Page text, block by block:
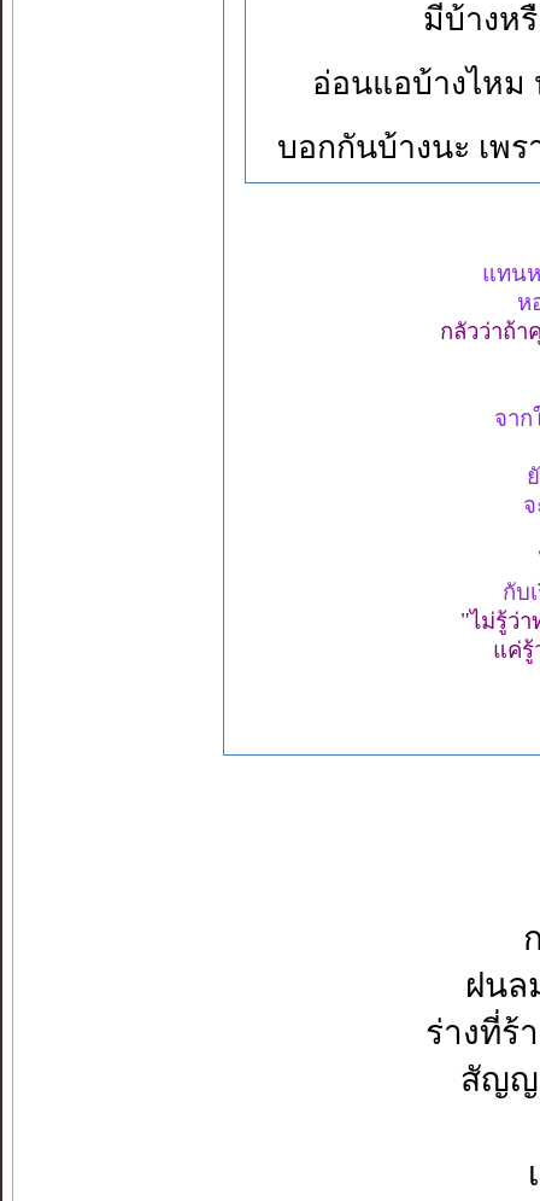
มีบ้างห
อ่อนแอบ้างไหม
บอกกันบ้างนะ เพร
แทน
ห
กลัวว่าถ้า
จาก
กับ
"ไม่รู้ว่
แค่รู้
ฝนล
ร่างที่ร้
สัญญ